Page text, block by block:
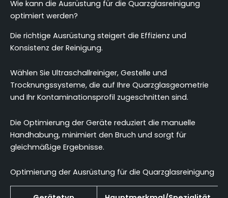
Wie kann die Ausrüstung für die Quarzglasreinigung
optimiert werden?
Die richtige Ausrüstung steigert die Effizienz und
Konsistenz der Reinigung.
Wählen Sie Ultraschallreiniger, Gestelle und
Trocknungssysteme, die auf Ihre Quarzglasgeometrie
und Ihr Kontaminationsprofil zugeschnitten sind.
Die Optimierung der Geräte reduziert die manuelle
Handhabung, minimiert den Bruch und sorgt für
gleichmäßige Ergebnisse.
Optimierung der Ausrüstung für die Quarzglasreinigung